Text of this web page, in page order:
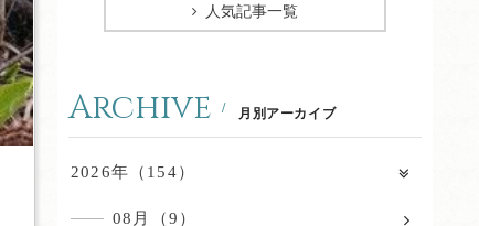
人気記事一覧
Archive 月別アーカイブ
2026年（154）
08月（9）